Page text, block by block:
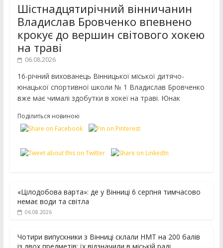
Шістнадцятирічний вінничанин
Владислав Бровченко впевнено
крокує до вершин світового хокею
на траві
06.08.2026
16-річний вихованець Вінницької міської дитячо-
юнацької спортивної школи № 1 Владислав Бровченко
вже має чималі здобутки в хокеї на траві. Юнак
Поділиться новиною
«Цілодобова варта»: де у Вінниці 6 серпня тимчасово
немає води та світла
06.08.2026
Чотири випускники з Вінниці склали НМТ на 200 балів
із двох предметів: їх відзначили в міській раді